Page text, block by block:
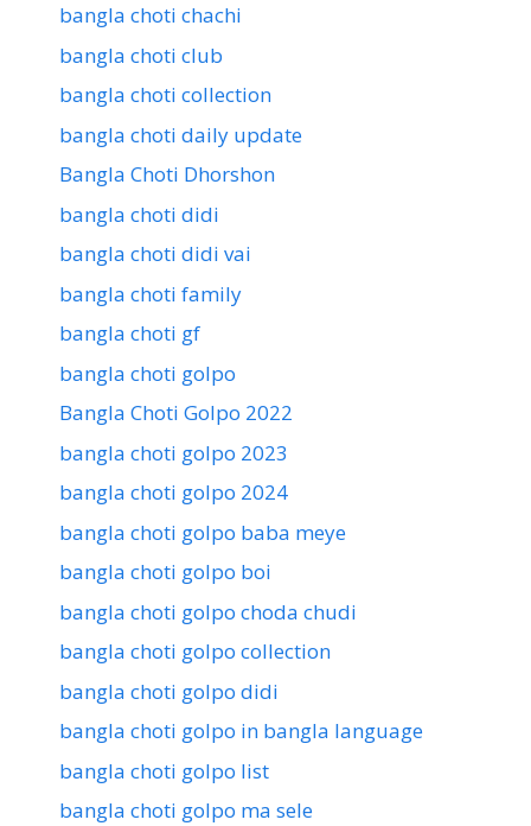
bangla choti chachi
bangla choti club
bangla choti collection
bangla choti daily update
Bangla Choti Dhorshon
bangla choti didi
bangla choti didi vai
bangla choti family
bangla choti gf
bangla choti golpo
Bangla Choti Golpo 2022
bangla choti golpo 2023
bangla choti golpo 2024
bangla choti golpo baba meye
bangla choti golpo boi
bangla choti golpo choda chudi
bangla choti golpo collection
bangla choti golpo didi
bangla choti golpo in bangla language
bangla choti golpo list
bangla choti golpo ma sele